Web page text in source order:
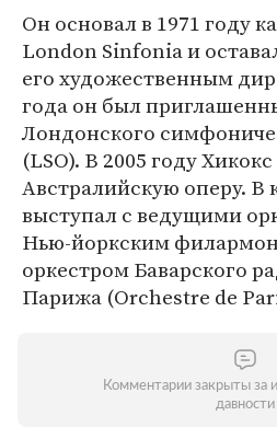
Он основал в 1971 году
London Sinfonia и
его художественным
года он был
Лондонского
(LSO). В 2005 году
Австралийскую оперу. В
выступал с ведущими
Нью-йоркским
оркестром Баварского
Парижа (Orchestre de
Комментарии закрыты за
давности